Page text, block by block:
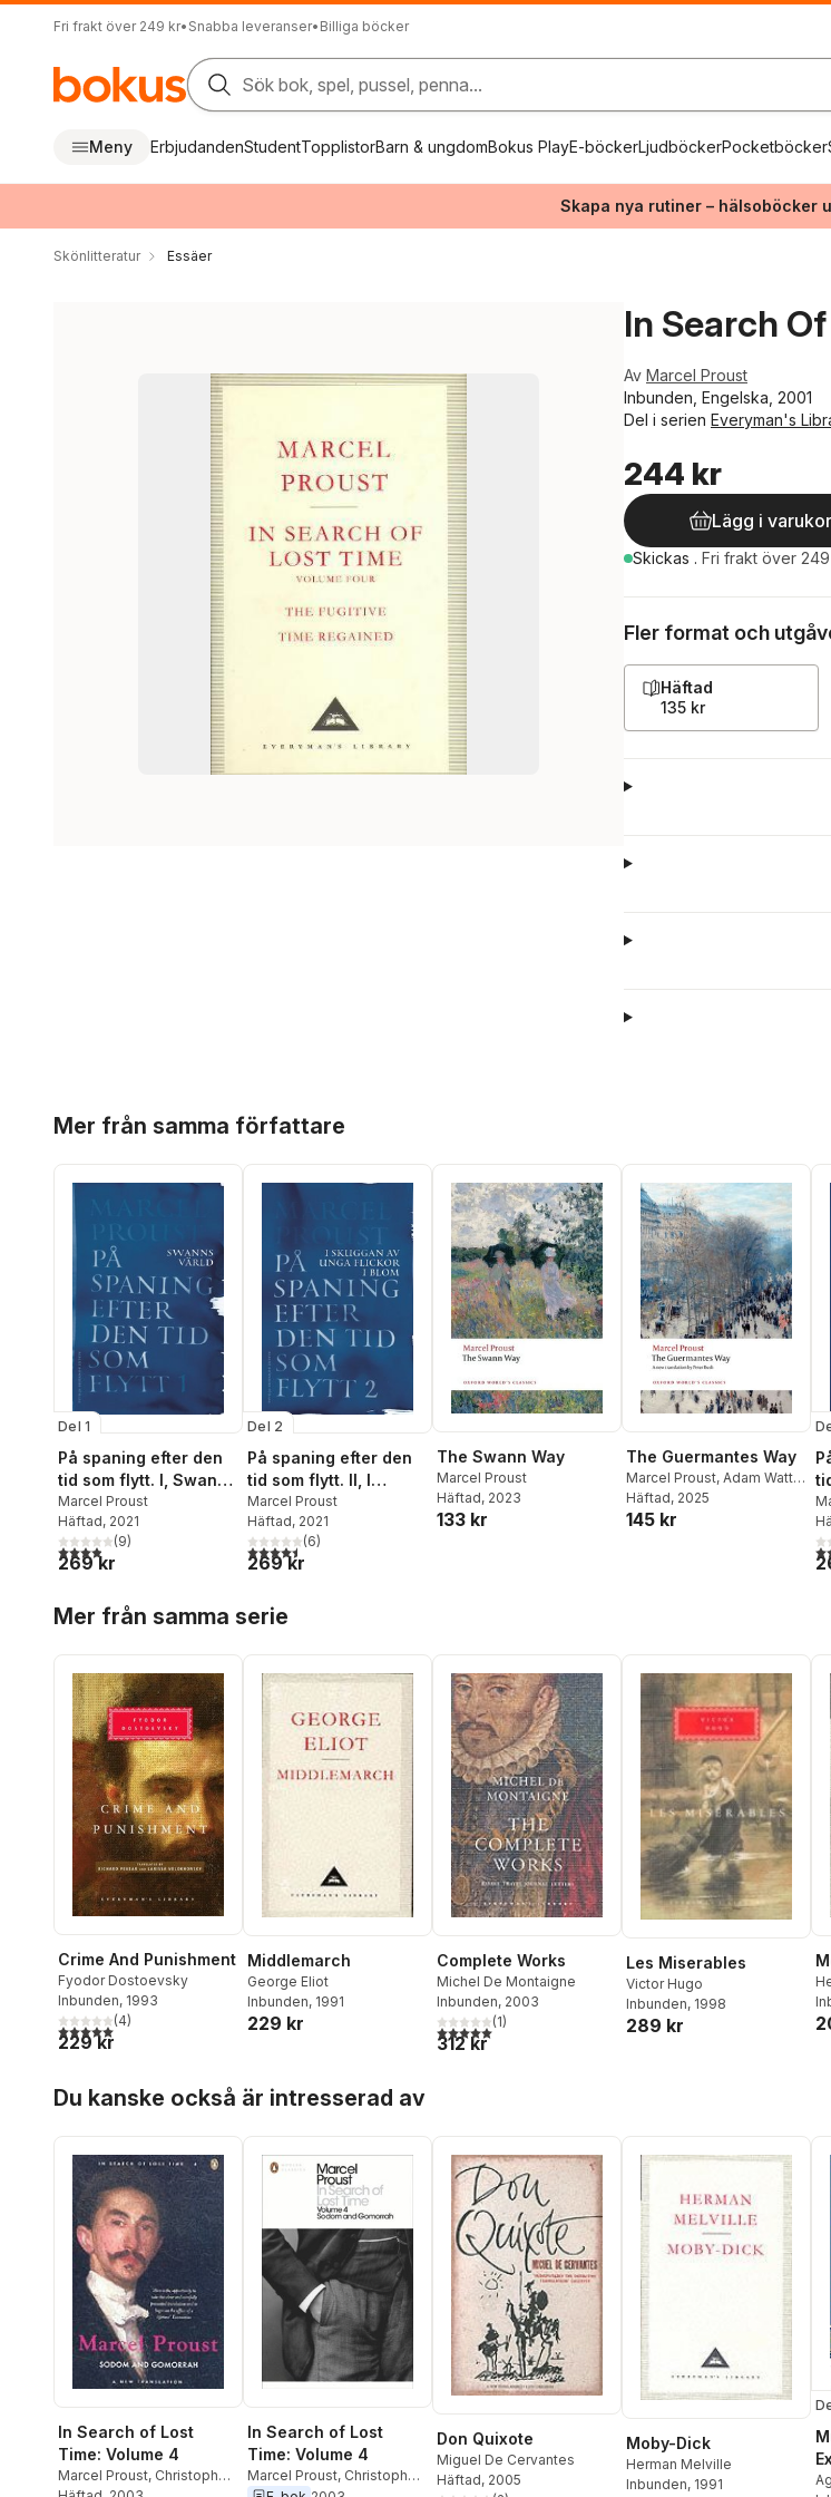
Fri frakt över 249 kr• Snabba leveranser• Billiga böcker
Sök bok, spel, pussel, penna...
Meny ErbjudandenStudentTopplistorBarn & ungdomBokus PlayE-böckerLjudböckerPocketböcker
Skapa nya rutiner – hälsoböcker
Skönlitteratur Essäer
In Search
Av Marcel Proust
Inbunden, Engelska, 2001
Del i serien Everyman's
244 kr
Lägg i
Skickas . Fri frakt över 249
Fler format och
Häftad
135 kr
Mer från samma författare
Del 1
På spaning efter den
tid som flytt. I, Swanns
värld
Marcel Proust
Häftad, 2021
3,9utav 5 stjärnor. Totalt antal röster:
(9)
269 kr
Del 2
På spaning efter den
tid som flytt. II, I
skuggan av unga
flickor i blom
Marcel Proust
Häftad, 2021
4,5utav 5 stjärnor. Totalt antal röster:
(6)
269 kr
The Swann Way
Marcel Proust
Häftad, 2023
133 kr
The Guermantes Way
Marcel Proust, Adam Watt,
Peter Brooks
Häftad, 2025
145 kr
Mer från samma serie
Crime And Punishment
Fyodor Dostoevsky
Inbunden, 1993
5,0utav 5 stjärnor. Totalt antal röster:
(4)
229 kr
Middlemarch
George Eliot
Inbunden, 1991
229 kr
Complete Works
Michel De Montaigne
Inbunden, 2003
5,0utav 5 stjärnor. Totalt antal röster:
(1)
312 kr
Les Miserables
Victor Hugo
Inbunden, 1998
289 kr
Du kanske också är intresserad av
In Search of Lost
Time: Volume 4
Marcel Proust, Christopher
In Search of Lost
Time: Volume 4
Marcel Proust, Christopher
Don Quixote
Miguel De Cervantes
Häftad, 2005
Moby-Dick
Herman Melville
Inbunden, 1991